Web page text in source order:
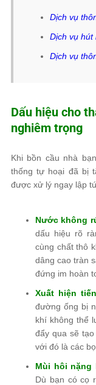
Dịch vụ
Dịch vụ hút
Dịch vụ
Dấu hiệu cho
nghiêm trọng
Khi bồn cầu nhà
thống tự hoại đã bị
được xử lý ngay lập
Nước không
dấu hiệu rõ
cùng chất thô
dâng cao tràn
đứng im hoàn
Xuất hiện
đường ống bị
khí không thể
đẩy qua sẽ
với đó là các
Mùi hôi nặng
Dù bạn có cọ